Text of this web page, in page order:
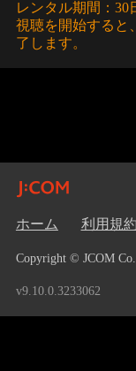
レンタル期間：
視聴を開始すると
了します。
ホーム 利用規約
Copyright © JCOM
v9.10.0.3233062